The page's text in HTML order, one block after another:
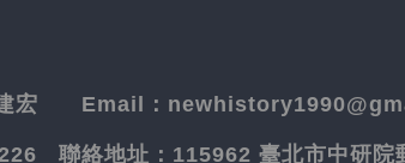
建宏 Email：
聯絡地址： 115962 臺北市中研院